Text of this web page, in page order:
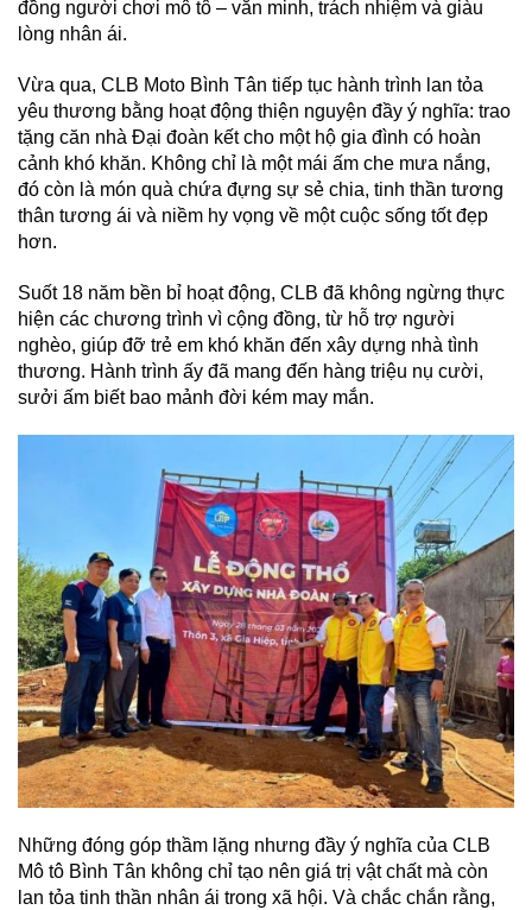
đồng người chơi mô tô – văn minh, trách nhiệm và giàu
lòng nhân ái.
Vừa qua, CLB Moto Bình Tân tiếp tục hành trình lan tỏa
yêu thương bằng hoạt động thiện nguyện đầy ý nghĩa: trao
tặng căn nhà Đại đoàn kết cho một hộ gia đình có hoàn
cảnh khó khăn. Không chỉ là một mái ấm che mưa nắng,
đó còn là món quà chứa đựng sự sẻ chia, tinh thần tương
thân tương ái và niềm hy vọng về một cuộc sống tốt đẹp
hơn.
Suốt 18 năm bền bỉ hoạt động, CLB đã không ngừng thực
hiện các chương trình vì cộng đồng, từ hỗ trợ người
nghèo, giúp đỡ trẻ em khó khăn đến xây dựng nhà tình
thương. Hành trình ấy đã mang đến hàng triệu nụ cười,
sưởi ấm biết bao mảnh đời kém may mắn.
Những đóng góp thầm lặng nhưng đầy ý nghĩa của CLB
Mô tô Bình Tân không chỉ tạo nên giá trị vật chất mà còn
lan tỏa tinh thần nhân ái trong xã hội. Và chắc chắn rằng,